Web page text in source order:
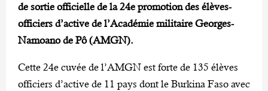
de sortie officielle de la 24e promotion des élèves-
officiers d’active de l’Académie militaire Georges-
Namoano de Pô (AMGN).
Cette 24e cuvée de l’AMGN est forte de 135 élèves
officiers d’active de 11 pays dont le Burkina Faso avec